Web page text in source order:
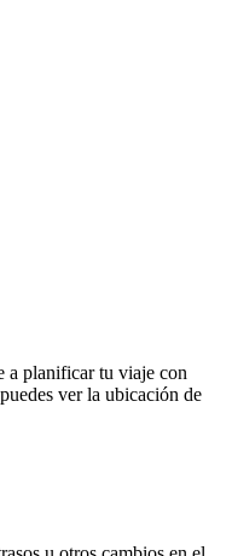
a planificar tu viaje con
ver la ubicación de